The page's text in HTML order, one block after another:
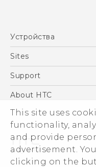
This site uses
functionality,
and provide
advertisement.
clicking on the
Русский -
Қазақ -
English
English -
Устройства
5G
EXODUS
VIVE
Sites
HTC Dev
Support
ПОДДЕРЖКА
About HTC
ESG
Инвестирование
Политика
Безопасность